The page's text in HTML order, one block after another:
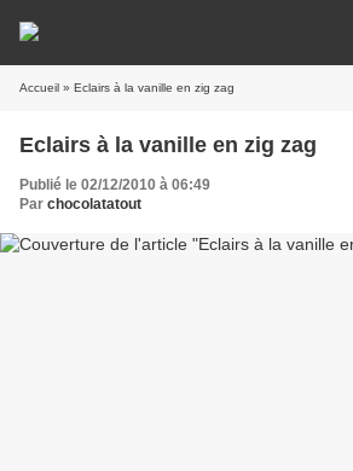
Accueil » Eclairs à la vanille en zig zag
Eclairs à la vanille en zig zag
Publié le 02/12/2010 à 06:49
Par chocolatatout